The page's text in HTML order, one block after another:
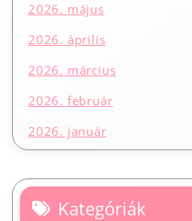
2026. május
2026. április
2026. március
2026. február
2026. január
Kategóriák